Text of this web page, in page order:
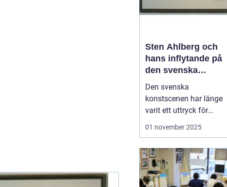
Sten Ahlberg och
hans inflytande på
den svenska
konstscenen
Den svenska
konstscenen har länge
varit ett uttryck för
kreativitet och
inspirerats av både
internationella trender
och lokal tradition.Sten
01 november 2025